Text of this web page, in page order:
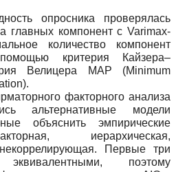
опросника проверялась
главных компонент с Varimax-
количество компонент
критерия Кайзера–
Велицера МАР (Minimum
факторного анализа
альтернативные модели
объяснить эмпирические
иерархическая,
Первые три
поэтому